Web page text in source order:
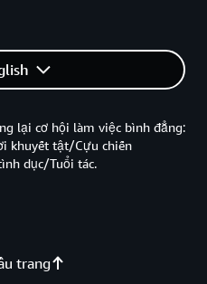
trang
lại cơ hội làm việc bình đẳng:
khuyết tật/Cựu chiến
dục/Tuổi tác.